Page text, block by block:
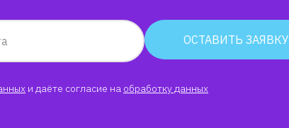
Оля
Валерия
Мария
ОСТАВИТЬ ЗАЯВКУ
и даёте согласие на обработку данных